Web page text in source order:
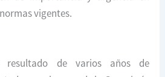
vigentes.
de varios años de